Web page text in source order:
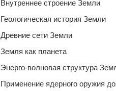
Внутреннее строение Земли
Геологическая история Земли
Древние сети Земли
Земля как планета
Энерго-волновая структура
Применение ядерного оружия до